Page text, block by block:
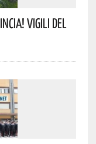
Vigili Del